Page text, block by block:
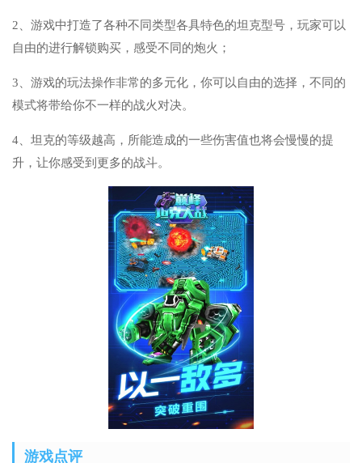
2、游戏中打造了各种不同类型各具特色的坦克型号，玩家可以
自由的进行解锁购买，感受不同的炮火；
3、游戏的玩法操作非常的多元化，你可以自由的选择，不同的
模式将带给你不一样的战火对决。
4、坦克的等级越高，所能造成的一些伤害值也将会慢慢的提
升，让你感受到更多的战斗。
游戏点评